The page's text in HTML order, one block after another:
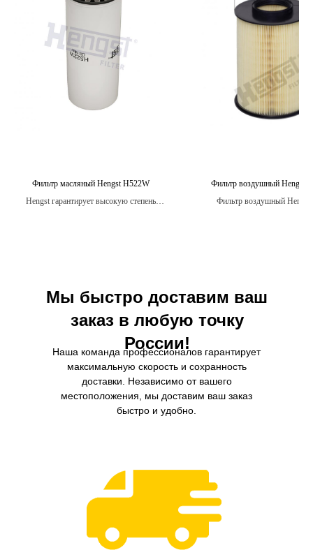
Фильтр масляный Hengst H522W
Hengst гарантирует высокую степень
Фильтр воздушный Hengst
Фильтр воздушный Hengst
Мы быстро доставим ваш
заказ в любую точку
России!
Наша команда профессионалов гарантирует
максимальную скорость и сохранность
доставки. Независимо от вашего
местоположения, мы доставим ваш заказ
быстро и удобно.